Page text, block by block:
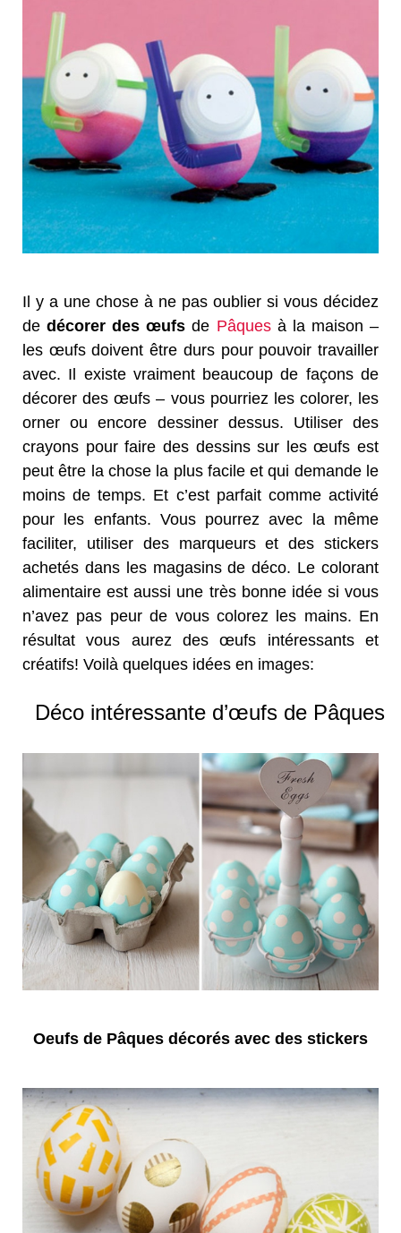
Il y a une chose à ne pas oublier si vous décidez
dedécorer des œufs de Pâquesà la maison –
les œufs doivent être durs pour pouvoir travailler
avec. Il existe vraiment beaucoup de façons de
décorer des œufs – vous pourriez les colorer, les
orner ou encore dessiner dessus. Utiliser des
crayons pour faire des dessins sur les œufs est
peut être la chose la plus facile et qui demande le
moins de temps. Et c’est parfait comme activité
pour les enfants. Vous pourrez avec la même
faciliter, utiliser des marqueurs et des stickers
achetés dans les magasins de déco. Le colorant
alimentaire est aussi une très bonne idée si vous
n’avez pas peur de vous colorez les mains. En
résultat vous aurez des œufs intéressants et
créatifs! Voilà quelques idées en images:
Déco intéressante d’œufs de Pâques
Oeufs de Pâques décorés avec des stickers